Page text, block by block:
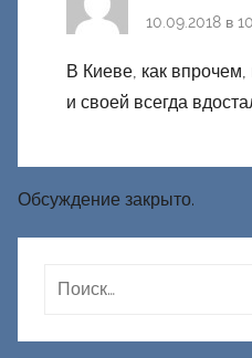
10.09.2018 в
В Киеве, как
и своей всегда
Обсуждение закрыто.